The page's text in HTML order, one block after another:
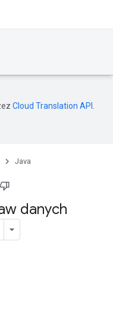
Cloud Translation API
Java
danych